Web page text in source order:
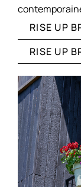
RISE UP
RISE UP